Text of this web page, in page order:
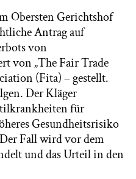
Obersten Gerichtshof
Antrag auf
von
von „The Fair Trade
(Fita) – gestellt.
Der Kläger
für
Gesundheitsrisiko
Fall wird vor dem
und das Urteil in den